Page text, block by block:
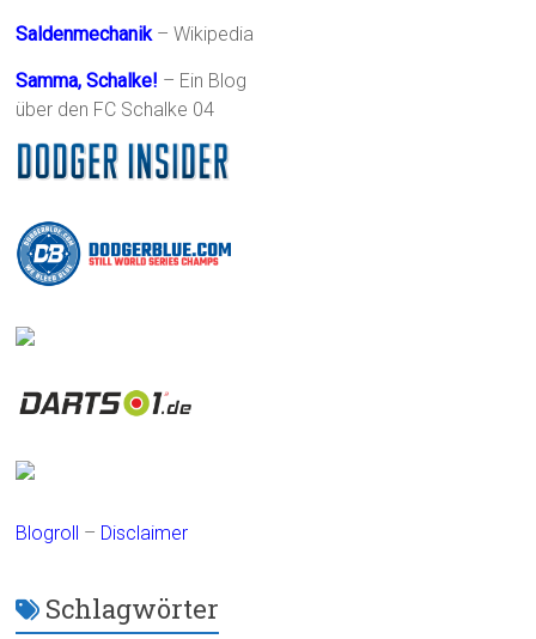
Saldenmechanik– Wikipedia
Samma, Schalke! – Ein Blog
über den FC Schalke 04
Blogroll – Disclaimer
Schlagwörter